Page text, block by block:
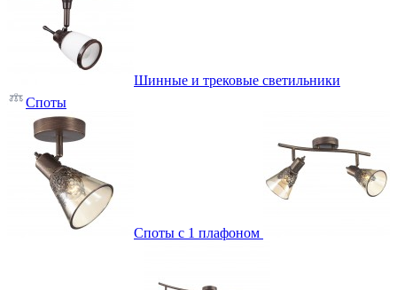
Шинные и трековые светильники
Споты
Споты с 1 плафоном